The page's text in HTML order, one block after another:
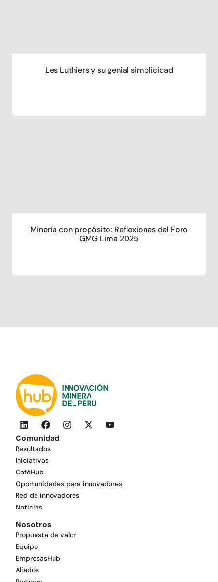
Les Luthiers y su genial simplicidad
Minería con propósito: Reflexiones del Foro
GMG Lima 2025
Comunidad
Resultados
Iniciativas
CaféHub
Oportunidades para innovadores
Red de innovadores
Noticias
Nosotros
Propuesta de valor
Equipo
EmpresasHub
Aliados